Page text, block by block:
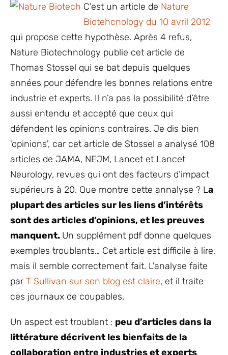
C'est un article de Nature
Biotehcnology du 10 avril 2012
qui propose cette hypothèse. Après 4 refus,
Nature Biotechnology publie cet article de
Thomas Stossel qui se bat depuis quelques
années pour défendre les bonnes relations entre
industrie et experts. Il n’a pas la possibilité d’être
aussi entendu et accepté que ceux qui
défendent les opinions contraires. Je dis bien
'opinions', car cet article de Stossel a analysé 108
articles de JAMA, NEJM, Lancet et Lancet
Neurology, revues qui ont des facteurs d’impact
supérieurs à 20. Que montre cette annalyse ? La
plupart des articles sur les liens d’intérêts
sont des articles d’opinions, et les preuves
manquent. Un supplément pdf donne quelques
exemples troublants… Cet article est difficile à lire,
mais il semble correctement fait. L'analyse faite
par T Sullivan sur son blog est claire, et il traite
ces journaux de coupables.
Un aspect est troublant : peu d’articles dans la
littérature décrivent les bienfaits de la
collaboration entre industries et experts.